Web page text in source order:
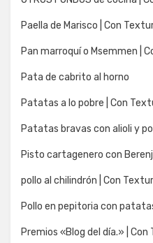
Paella de Marisco | Con
Pan marroquí o Msemmen |
Pata de cabrito al horno
Patatas a lo pobre | Con
Patatas bravas con alioli y
Pisto cartagenero con
pollo al chilindrón | Con
Pollo en pepitoria con
Premios «Blog del día.» |